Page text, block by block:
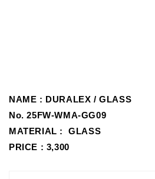
NAME : DURALEX / GLASS
No.25FW-WMA-GG09
MATERIAL :
GLASS
PRICE : 3,300